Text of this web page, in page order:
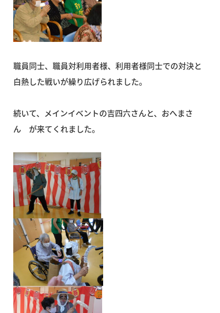
職員同士、職員対利用者様、利用者様同士での対決と
白熱した戦いが繰り広げられました。
続いて、メインイベントの吉四六さんと、おへまさ
ん が来てくれました。